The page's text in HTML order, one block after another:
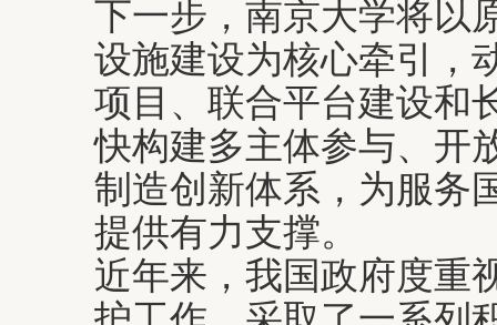
下一步，南京大学将以
设施建设为核心牵引，
项目、联合平台建设和
快构建多主体参与、开
制造创新体系，为服务
提供有力支撑。
近年来，我国政府度重